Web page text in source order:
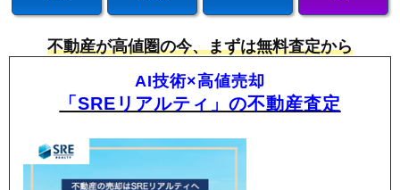
不動産が高値圏の今、まずは無料査定から
AI技術×高値売却
「SREリアルティ」の不動産査定